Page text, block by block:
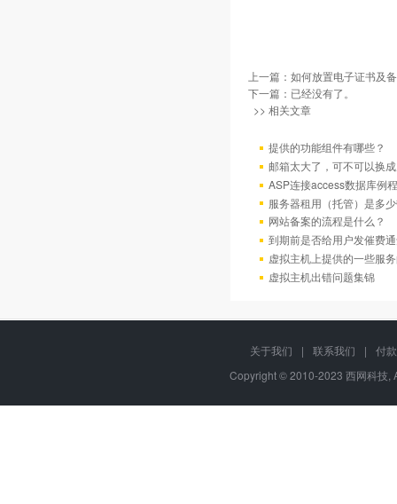
上一篇： 如何放置电子证书及
下一篇：已经没有了。
>> 相关文章
提供的功能组件有哪些？
邮箱太大了，可不可以换
ASP连接access数据库例程
服务器租用（托管）是多
网站备案的流程是什么？
到期前是否给用户发催费
虚拟主机上提供的一些服
虚拟主机出错问题集锦
关于我们 | 联系我们 |
付
Copyright © 2010-2023 西网科技